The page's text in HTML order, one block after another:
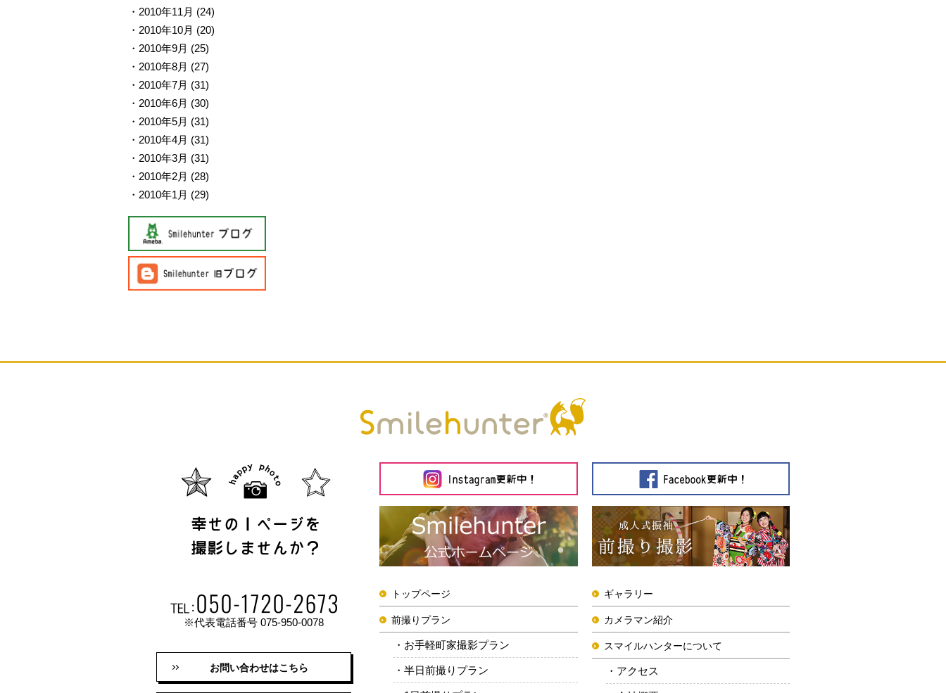
2010年11月 (24)
2010年10月 (20)
2010年9月 (25)
2010年8月 (27)
2010年7月 (31)
2010年6月 (30)
2010年5月 (31)
2010年4月 (31)
2010年3月 (31)
2010年2月 (28)
2010年1月 (29)
※代表電話番号 075-950-0078
お問い合わせはこちら
トップページ
前撮りプラン
お手軽町家撮影プラン
半日前撮りプラン
ギャラリー
カメラマン紹介
スマイルハンターについて
アクセス